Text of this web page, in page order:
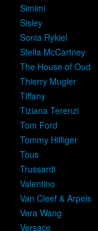
Simimi
Sisley
Sonia Rykiel
Stella McCartney
The House of Oud
Thierry Mugler
Tiffany
Tiziana Terenzi
Tom Ford
Tommy Hilfiger
Tous
Trussardi
Valentino
Van Cleef & Arpels
Vera Wang
Versace